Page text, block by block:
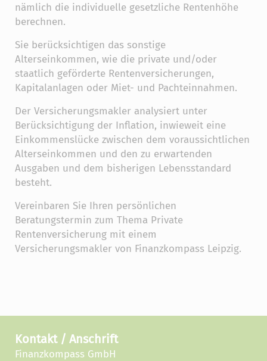
nämlich die individuelle gesetzliche Rentenhöhe
berechnen.
Sie berücksichtigen das sonstige
Alterseinkommen, wie die private und/oder
staatlich geförderte Rentenversicherungen,
Kapitalanlagen oder Miet- und Pachteinnahmen.
Der Versicherungsmakler analysiert unter
Berücksichtigung der Inflation, inwieweit eine
Einkommenslücke zwischen dem voraussichtlichen
Alterseinkommen und den zu erwartenden
Ausgaben und dem bisherigen Lebensstandard
besteht.
Vereinbaren Sie Ihren persönlichen
Beratungstermin zum Thema Private
Rentenversicherung mit einem
Versicherungsmakler von Finanzkompass Leipzig.
Kontakt / Anschrift
Finanzkompass GmbH